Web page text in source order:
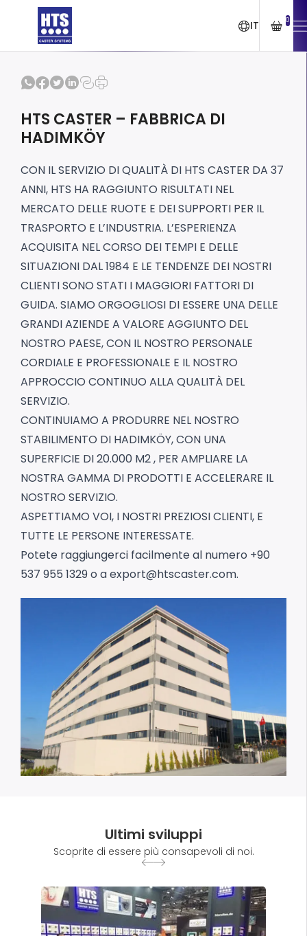
IT 0
HTS CASTER – FABBRICA DI
HADIMKÖY
CON IL SERVIZIO DI QUALITÀ DI HTS CASTER DA 37
ANNI, HTS HA RAGGIUNTO RISULTATI NEL
MERCATO DELLE RUOTE E DEI SUPPORTI PER IL
TRASPORTO E L’INDUSTRIA. L’ESPERIENZA
ACQUISITA NEL CORSO DEI TEMPI E DELLE
SITUAZIONI DAL 1984 E LE TENDENZE DEI NOSTRI
CLIENTI SONO STATI I MAGGIORI FATTORI DI
GUIDA. SIAMO ORGOGLIOSI DI ESSERE UNA DELLE
GRANDI AZIENDE A VALORE AGGIUNTO DEL
NOSTRO PAESE, CON IL NOSTRO PERSONALE
CORDIALE E PROFESSIONALE E IL NOSTRO
APPROCCIO CONTINUO ALLA QUALITÀ DEL
SERVIZIO.
CONTINUIAMO A PRODURRE NEL NOSTRO
STABILIMENTO DI HADIMKÖY, CON UNA
SUPERFICIE DI 20.000 M2 , PER AMPLIARE LA
NOSTRA GAMMA DI PRODOTTI E ACCELERARE IL
NOSTRO SERVIZIO.
ASPETTIAMO VOI, I NOSTRI PREZIOSI CLIENTI, E
TUTTE LE PERSONE INTERESSATE.
Potete raggiungerci facilmente al numero +90
537 955 1329 o aexport@htscaster.com.
Ultimi sviluppi
Scoprite di essere più consapevoli di noi.